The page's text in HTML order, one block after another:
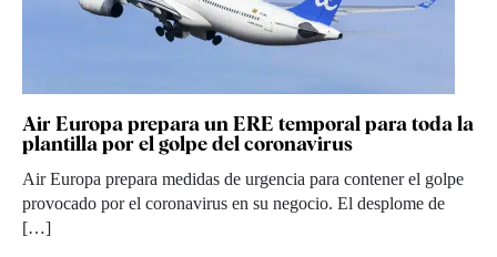
Air Europa prepara un ERE temporal para toda la
plantilla por el golpe del coronavirus
Air Europa prepara medidas de urgencia para contener el golpe
provocado por el coronavirus en su negocio. El desplome de
[…]